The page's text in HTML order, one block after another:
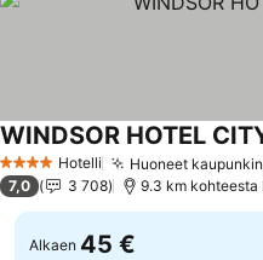
4 Tähtiluokitus
Hotelli Huoneet
WINDSOR HOTEL
7,0 3 708 9.3 km kohteesta
Alkaen 45 €